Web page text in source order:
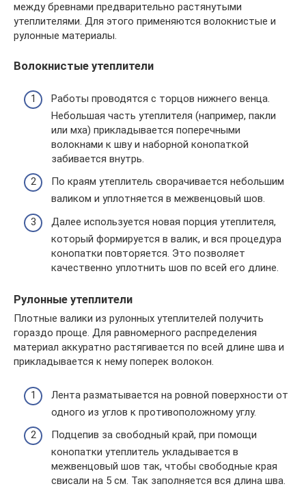
между бревнами предварительно растянутыми
утеплителями. Для этого применяются волокнистые и
рулонные материалы.
Волокнистые утеплители
Работы проводятся с торцов нижнего венца.
Небольшая часть утеплителя (например, пакли
или мха) прикладывается поперечными
волокнами к шву и наборной конопаткой
забивается внутрь.
По краям утеплитель сворачивается небольшим
валиком и уплотняется в межвенцовый шов.
Далее используется новая порция утеплителя,
который формируется в валик, и вся процедура
конопатки повторяется. Это позволяет
качественно уплотнить шов по всей его длине.
Рулонные утеплители
Плотные валики из рулонных утеплителей получить
гораздо проще. Для равномерного распределения
материал аккуратно растягивается по всей длине шва и
прикладывается к нему поперек волокон.
Лента разматывается на ровной поверхности от
одного из углов к противоположному углу.
Подцепив за свободный край, при помощи
конопатки утеплитель укладывается в
межвенцовый шов так, чтобы свободные края
свисали на 5 см. Так заполняется вся длина шва.